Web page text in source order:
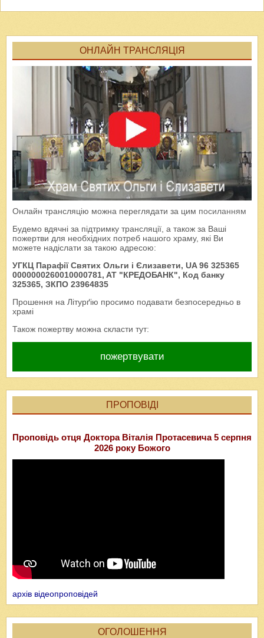
ОНЛАЙН ТРАНСЛЯЦІЯ
Онлайн трансляцію можна переглядати за цим посиланням
Будемо вдячні за підтримку трансляції, а також за Ваші
пожертви для необхідних потреб нашого храму, які Ви
можете надіслати за такою адресою:
УГКЦ Парафії Святих Ольги і Єлизавети, UA 96 325365
0000000260010000781, AT "КРЕДОБАНК", Код банку
325365, ЗКПО 23964835
Прошення на Літурґію просимо подавати безпосередньо в
храмі
Також пожертву можна скласти тут:
пожертвувати
ПРОПОВІДІ
Проповідь отця Доктора Віталія Протасевича 5 серпня
2026 року Божого
архів відеопроповідей
ОГОЛОШЕННЯ